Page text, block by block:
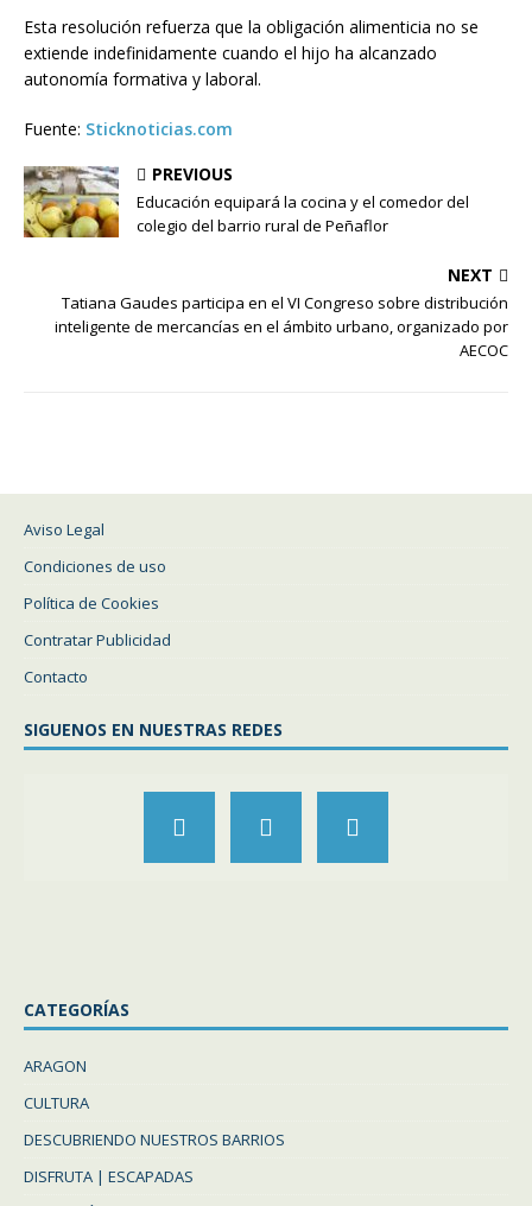
Esta resolución refuerza que la obligación alimenticia no se
extiende indefinidamente cuando el hijo ha alcanzado
autonomía formativa y laboral.
Fuente: Sticknoticias.com
PREVIOUS
Educación equipará la cocina y el comedor del
colegio del barrio rural de Peñaflor
NEXT
Tatiana Gaudes participa en el VI Congreso sobre distribución
inteligente de mercancías en el ámbito urbano, organizado por
AECOC
Aviso Legal
Condiciones de uso
Política de Cookies
Contratar Publicidad
Contacto
SIGUENOS EN NUESTRAS REDES
CATEGORÍAS
ARAGON
CULTURA
DESCUBRIENDO NUESTROS BARRIOS
DISFRUTA | ESCAPADAS